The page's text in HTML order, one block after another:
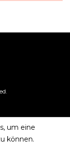
um eine
können.